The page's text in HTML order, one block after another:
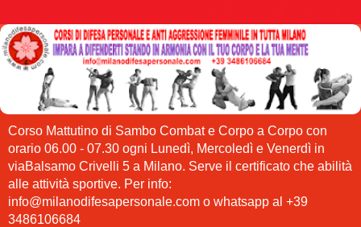
Corso Mattutino di Sambo Combat e Corpo a Corpo con
orario 06.00 - 07.30 ogni Lunedì, Mercoledì e Venerdì in
viaBalsamo Crivelli 5 a Milano. Serve il certificato che abilità
alle attività sportive. Per info:
info@milanodifesapersonale.com o whatsapp al +39
3486106684